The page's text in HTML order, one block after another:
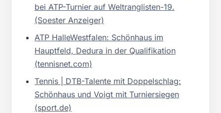
bei ATP-Turnier auf Weltranglisten-19.
(Soester Anzeiger)
ATP HalleWestfalen: Schönhaus im
Hauptfeld, Dedura in der Qualifikation
(tennisnet.com)
Tennis | DTB-Talente mit Doppelschlag:
Schönhaus und Voigt mit Turniersiegen
(sport.de)